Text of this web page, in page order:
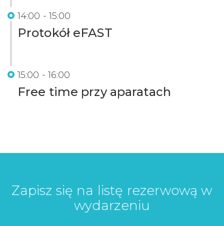
14:00 - 15:00
Protokół eFAST
15:00 - 16:00
Free time przy aparatach
Zapisz się na listę rezerwową w
wydarzeniu